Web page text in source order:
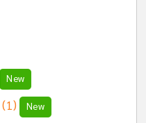
New
(1) New